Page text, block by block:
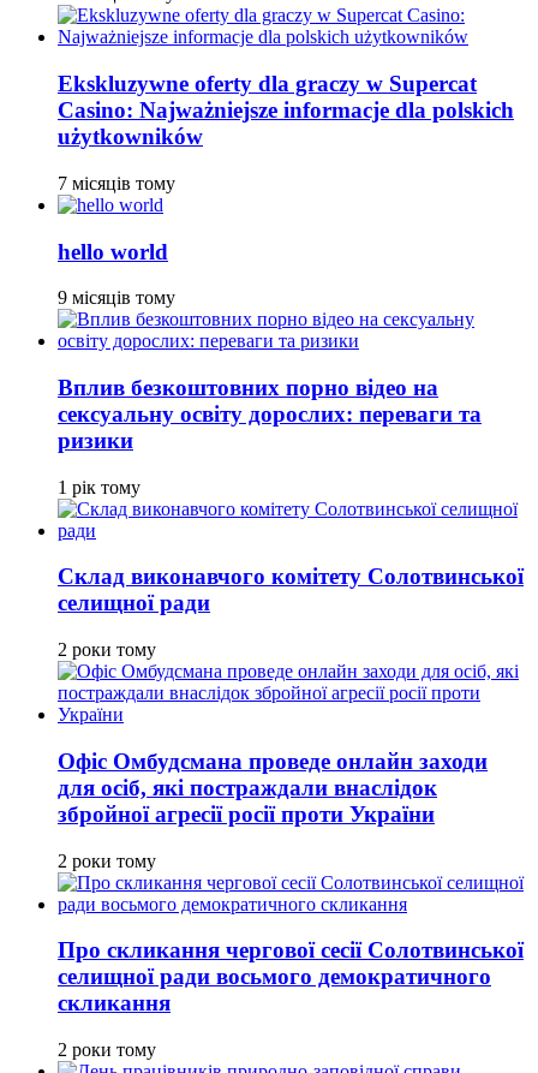
Ekskluzywne oferty dla graczy w Supercat
Casino: Najważniejsze informacje dla polskich
użytkowników
7 місяців тому
hello world
9 місяців тому
Вплив безкоштовних порно відео на
сексуальну освіту дорослих: переваги та
ризики
1 рік тому
Склад виконавчого комітету Солотвинської
селищної ради
2 роки тому
Офіс Омбудсмана проведе онлайн заходи
для осіб, які постраждали внаслідок
збройної агресії росії проти України
2 роки тому
Про скликання чергової сесії Солотвинської
селищної ради восьмого демократичного
скликання
2 роки тому